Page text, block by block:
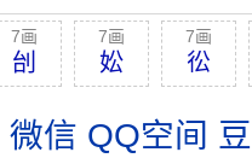
7画
刣
7画
妐
7画
彸
微信 QQ空间